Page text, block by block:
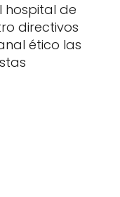
hospital de
directivos
ético las